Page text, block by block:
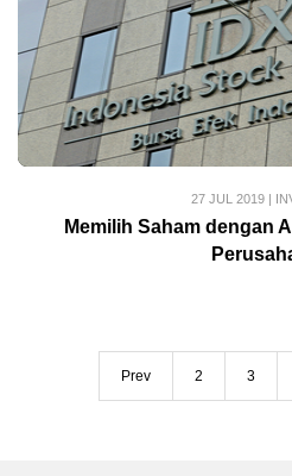
27 JUL 2019 |
Memilih Saham dengan
Prev 2 3